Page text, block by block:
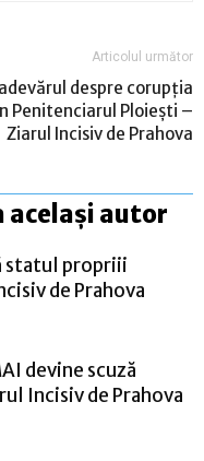
Articolul următor
despre corupția
Penitenciarul Ploiești –
Ziarul Incisiv de Prahova
același autor
statul propriii
de Prahova
devine scuză
Incisiv de Prahova